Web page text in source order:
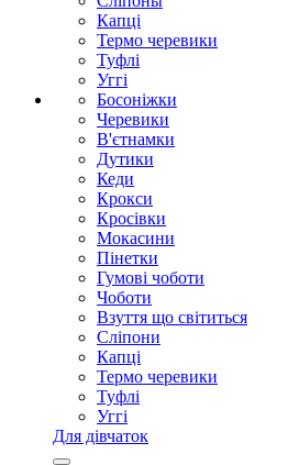
Капці
Термо черевики
Туфлі
Уггі
Босоніжки
Черевики
В'єтнамки
Дутики
Кеди
Крокси
Кросівки
Мокасини
Пінетки
Гумові чоботи
Чоботи
Взуття що світиться
Сліпони
Капці
Термо черевики
Туфлі
Уггі
Для дівчаток